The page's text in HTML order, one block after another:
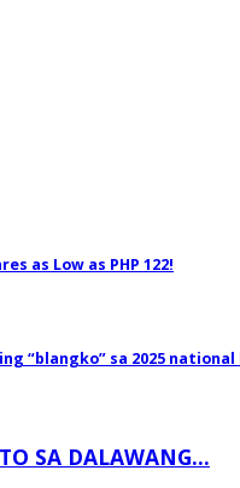
as Low as PHP 122!
“blangko” sa 2025
SA DALAWANG...